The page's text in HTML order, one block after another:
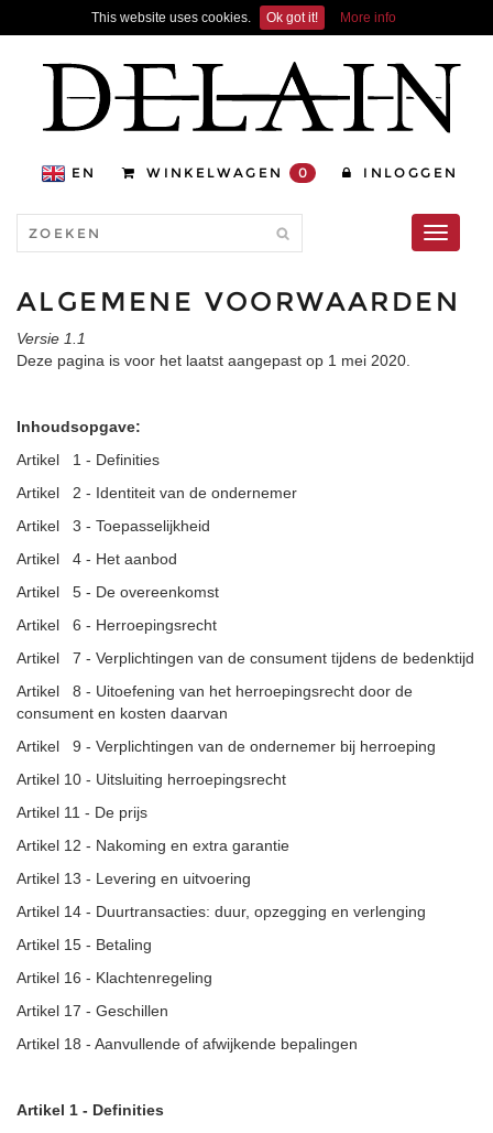
This website uses cookies. Ok got it! More info
EN WINKELWAGEN 0 INLOGGEN
Toggle
ALGEMENE VOORWAARDEN
Versie 1.1
Deze pagina is voor het laatst aangepast op 1 mei 2020.
Inhoudsopgave:
Artikel 1 - Definities
Artikel 2 - Identiteit van de ondernemer
Artikel 3 - Toepasselijkheid
Artikel 4 - Het aanbod
Artikel 5 - De overeenkomst
Artikel 6 - Herroepingsrecht
Artikel 7 - Verplichtingen van de consument tijdens de bedenktijd
Artikel 8 - Uitoefening van het herroepingsrecht door de
consument en kosten daarvan
Artikel 9 - Verplichtingen van de ondernemer bij herroeping
Artikel 10 - Uitsluiting herroepingsrecht
Artikel 11 - De prijs
Artikel 12 - Nakoming en extra garantie
Artikel 13 - Levering en uitvoering
Artikel 14 - Duurtransacties: duur, opzegging en verlenging
Artikel 15 - Betaling
Artikel 16 - Klachtenregeling
Artikel 17 - Geschillen
Artikel 18 - Aanvullende of afwijkende bepalingen
Artikel 1 - Definities